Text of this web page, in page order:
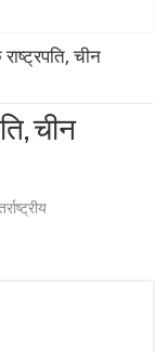
पैनोरमिक सनरूफ
बॉम्बे हाईकोर्ट का
रूट की 845 ट्रेनें
पर बात के बाद
21 साल के सबसे बड़े
आंदोलन: छात्र नेता
चीन
चीन